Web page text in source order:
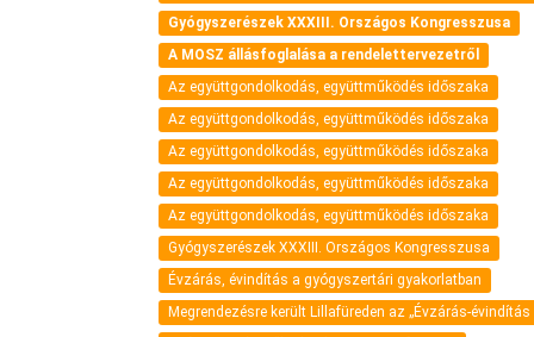
Gyógyszerészek XXXIII. Országos Kongresszusa
A MOSZ állásfoglalása a rendelettervezetről
Az együttgondolkodás, együttműködés időszaka
Az együttgondolkodás, együttműködés időszaka
Az együttgondolkodás, együttműködés időszaka
Az együttgondolkodás, együttműködés időszaka
Az együttgondolkodás, együttműködés időszaka
Gyógyszerészek XXXIII. Országos Kongresszusa
Évzárás, évindítás a gyógyszertári gyakorlatban
Megrendezésre került Lillafüreden az „Évzárás-